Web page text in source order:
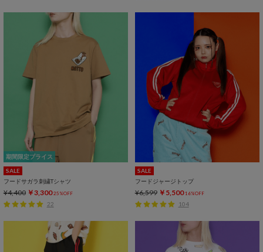
期間限定プライス
SALE
フードサガラ刺繍Tシャツ
¥4,400 ￥3,300 25%OFF
22
SALE
フードジャージトップ
¥6,599 ￥5,500 16%OFF
104